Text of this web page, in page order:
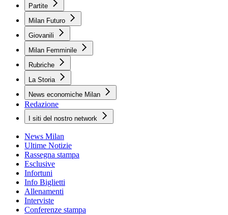
Partite
Milan Futuro
Giovanili
Milan Femminile
Rubriche
La Storia
News economiche Milan
Redazione
I siti del nostro network
News Milan
Ultime Notizie
Rassegna stampa
Esclusive
Infortuni
Info Biglietti
Allenamenti
Interviste
Conferenze stampa